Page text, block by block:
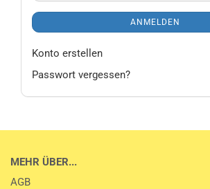
ANMELDEN
Konto erstellen
Passwort vergessen?
MEHR ÜBER...
AGB